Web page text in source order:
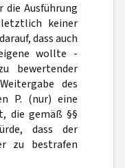
die Ausführung
keiner
dass auch
wollte -
bewertender
des
P. (nur) eine
die gemäß §§
dass der
zu bestrafen